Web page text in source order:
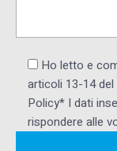
Ho letto e
articoli 13-14 del
Policy* I dati
rispondere alle